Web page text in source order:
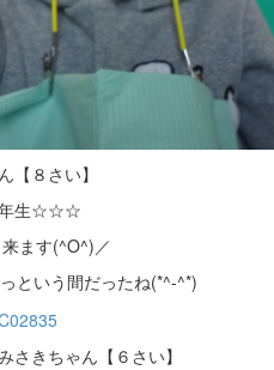
【８さい】
年生☆☆☆
ます(^O^)／
という間だったね(*^-^*)
さきちゃん【６さい】